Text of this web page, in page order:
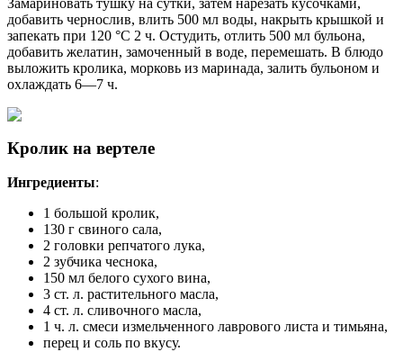
добавить чернослив, влить 500 мл воды, накрыть крышкой и
запекать при 120 °С 2 ч. Остудить, отлить 500 мл бульона,
добавить желатин, замоченный в воде, перемешать. В блюдо
выложить кролика, морковь из маринада, залить бульоном и
охлаждать 6—7 ч.
Кролик на вертеле
Ингредиенты:
1 большой кролик,
130 г свиного сала,
2 головки репчатого лука,
2 зубчика чеснока,
150 мл белого сухого вина,
3 ст. л. растительного масла,
4 ст. л. сливочного масла,
1 ч. л. смеси измельченного лаврового листа и тимьяна,
перец и соль по вкусу.